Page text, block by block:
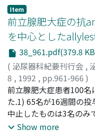
eosinophilic cystitis.
eosinophilic cystitis
syndrome are
signs disappeared
appears likely that
induced to the heart,
current patient by
condition did not
revealed an
and urethroscopic
the posterior urethra.
tumor was performed.
urethral tumor
year, the patient was
the same complaints
revealed the
posterior urethra.
was performed.
Item
前立腺肥大症の抗
を中心とした
38_961.pdf(379.8
( 泌尿器科紀要刊行会 ,
8 , 1992 , pp.961-966 )
辻, 祐治;有吉, 朝美;中
章男;田原, 春夫;山下,
一晃;伊東, 博己;橋本,
隆 ;本村, 精二;
前立腺肥大症患者100
た.1) 65名が16週間の
中止したものは3名のみ
夜間頻尿, 最大尿流量,
Show more